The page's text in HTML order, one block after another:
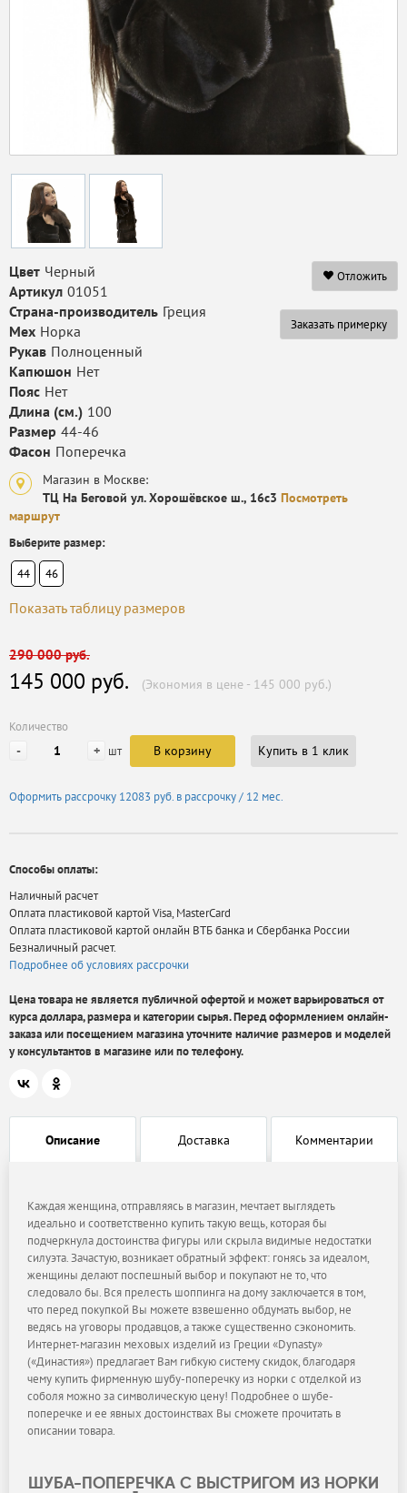
Отложить
Заказать примерку
Цвет Черный
Артикул 01051
Страна-производитель Греция
Мех Норка
Рукав Полноценный
Капюшон Нет
Пояс Нет
Длина (см.) 100
Размер 44-46
Фасон Поперечка
Магазин в Москве:
ТЦ На Беговой ул. Хорошёвское ш., 16с3 Посмотреть
маршрут
Выберите размер:
44
46
Показать таблицу размеров
290 000 руб.
145 000 руб. (Экономия в цене - 145 000 руб.)
Количество
- + шт В корзину Купить в 1 клик
Оформить рассрочку 12083 руб. в рассрочку / 12 мес.
Способы оплаты:
Наличный расчет
Оплата пластиковой картой Visa, MasterCard
Оплата пластиковой картой онлайн ВТБ банка и Сбербанка России
Безналичный расчет.
Подробнее об условиях рассрочки
Цена товара не является публичной офертой и может варьироваться от
курса доллара, размера и категории сырья. Перед оформлением онлайн-
заказа или посещением магазина уточните наличие размеров и моделей
у консультантов в магазине или по телефону.
Описание Доставка Комментарии
Каждая женщина, отправляясь в магазин, мечтает выглядеть
идеально и соответственно купить такую вещь, которая бы
подчеркнула достоинства фигуры или скрыла видимые недостатки
силуэта. Зачастую, возникает обратный эффект: гонясь за идеалом,
женщины делают поспешный выбор и покупают не то, что
следовало бы. Вся прелесть шоппинга на дому заключается в том,
что перед покупкой Вы можете взвешенно обдумать выбор, не
ведясь на уговоры продавцов, а также существенно сэкономить.
Интернет-магазин меховых изделий из Греции «Dynasty»
(«Династия») предлагает Вам гибкую систему скидок, благодаря
чему купить фирменную шубу-поперечку из норки с отделкой из
соболя можно за символическую цену! Подробнее о шубе-
поперечке и ее явных достоинствах Вы сможете прочитать в
описании товара.
ШУБА-ПОПЕРЕЧКА С ВЫСТРИГОМ ИЗ НОРКИ